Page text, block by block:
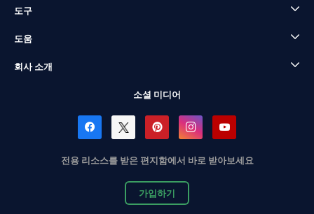
도구
도움
회사 소개
소셜 미디어
전용 리소스를 받은 편지함에서 바로 받아보세요
가입하기